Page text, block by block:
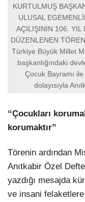
KURTULMUŞ
ULUSAL
AÇILIŞININ 106. YIL
DÜZENLENEN
Türkiye Büyük Millet
başkanlığındaki
Çocuk Bayramı ile
dolayısıyla
“Çocukları
korumaktır”
Törenin ardından
Anıtkabir Özel
yazdığı mesajda
ve insani